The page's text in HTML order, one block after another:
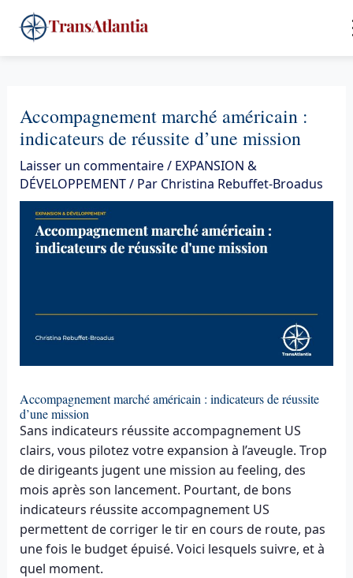
au
contenu
Accompagnement marché américain :
indicateurs de réussite d’une mission
Laisser un commentaire/ EXPANSION &
DÉVELOPPEMENT/ Par Christina Rebuffet-Broadus
Accompagnement marché américain : indicateurs de réussite
d’une mission
Sans indicateurs réussite accompagnement US
clairs, vous pilotez votre expansion à l’aveugle. Trop
de dirigeants jugent une mission au feeling, des
mois après son lancement. Pourtant, de bons
indicateurs réussite accompagnement US
permettent de corriger le tir en cours de route, pas
une fois le budget épuisé. Voici lesquels suivre, et à
quel moment.